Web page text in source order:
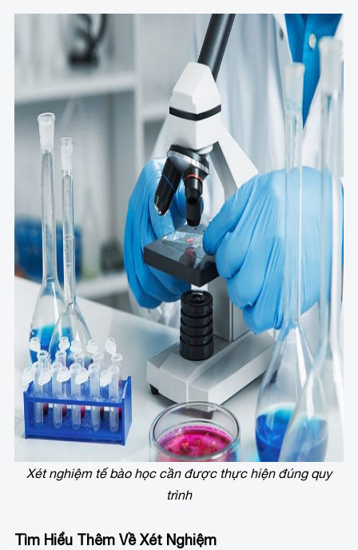
Xét nghiệm tế bào học cần được thực hiện đúng quy
trình
Tìm Hiểu Thêm Về Xét Nghiệm